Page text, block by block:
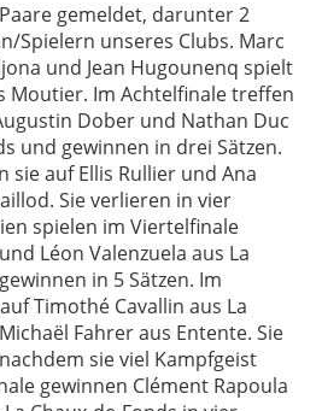
gemeldet, darunter 2
Spielern unseres Clubs. Marc
und Jean Hugounenq spielt
Moutier. Im Achtelfinale treffen
Dober und Nathan Duc
und gewinnen in drei Sätzen.
sie auf Ellis Rullier und Ana
Sie verlieren in vier
spielen im Viertelfinale
Léon Valenzuela aus La
in 5 Sätzen. Im
Timothé Cavallin aus La
Fahrer aus Entente. Sie
sie viel Kampfgeist
gewinnen Clément Rapoula